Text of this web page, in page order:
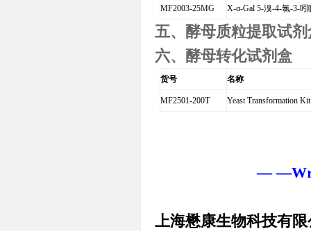
MF2003-25MG X-α-Gal 5-溴-4-氯-3-吲
五、酵母质粒提取试剂
六、酵母转化试剂盒
货号 名称
MF2501-200T Yeast Transformation
—
上海懋康生物科技有